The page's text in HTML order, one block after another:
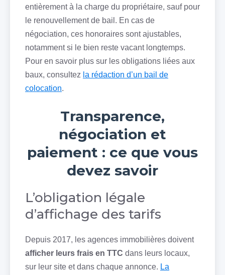
entièrement à la charge du propriétaire, sauf pour
le renouvellement de bail. En cas de
négociation, ces honoraires sont ajustables,
notamment si le bien reste vacant longtemps.
Pour en savoir plus sur les obligations liées aux
baux, consultez la rédaction d’un bail de
colocation.
Transparence,
négociation et
paiement : ce que vous
devez savoir
L’obligation légale
d’affichage des tarifs
Depuis 2017, les agences immobilières doivent
afficher leurs frais en TTC dans leurs locaux,
sur leur site et dans chaque annonce. La